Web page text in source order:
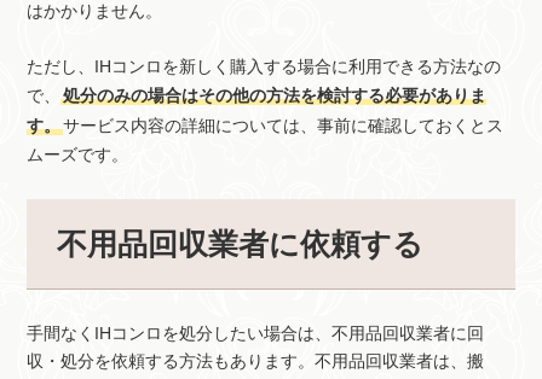
はかかりません。
ただし、IHコンロを新しく購入する場合に利用できる方法なの
で、処分のみの場合はその他の方法を検討する必要がありま
す。サービス内容の詳細については、事前に確認しておくとス
ムーズです。
不用品回収業者に依頼する
手間なくIHコンロを処分したい場合は、不用品回収業者に回
収・処分を依頼する方法もあります。不用品回収業者は、搬